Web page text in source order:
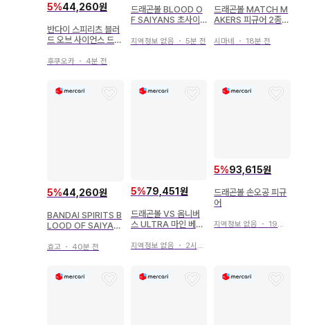
5%44,260원
반다이 스피리츠 블러
드 오브 사이언스 드래
오반
후쿠오카 ・ 4분 전
드래곤볼 BLOOD O
F SAIYANS 초사이
지역정보 없음 ・ 5분 전
드래곤볼 MATCH M
AKERS 피규어 2종
시마네 ・ 18분 전
5%44,260원
BANDAI SPIRITS B
LOOD OF SAIYAN
어인 손오천
효고 ・ 40분 전
5%79,451원
드래곤볼 VS 옴니버
스 ULTRA 마인 베지
지역정보 없음 ・ 2시간 전
5%93,615원
드래곤볼 손오공 피규
어
지역정보 없음 ・ 19시간 전